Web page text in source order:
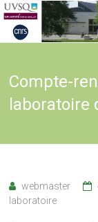
Compte-
laboratoire
webmaster
laboratoire